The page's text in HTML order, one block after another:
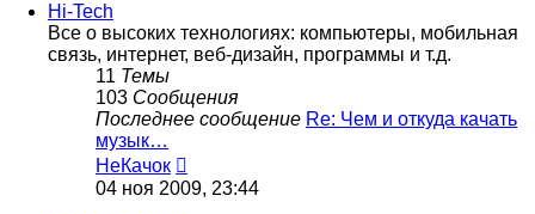
Hi-Tech
Все о высоких технологиях: компьютеры, мобильная
связь, интернет, веб-дизайн, программы и т.д.
11 Темы
103 Сообщения
Последнее сообщение Re: Чем и откуда качать
музык…
НеКачок
к
04 ноя 2009, 23:44